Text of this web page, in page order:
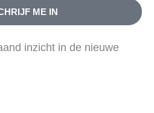
ME IN
inzicht in de nieuwe